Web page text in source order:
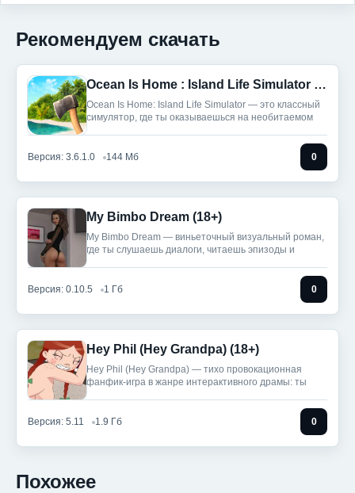
Рекомендуем скачать
Ocean Is Home : Island Life Simulator (Мод, Много денег)
Ocean Is Home: Island Life Simulator — это классный
симулятор, где ты оказываешься на необитаемом
Версия: 3.6.1.0 144 Мб 0
My Bimbo Dream (18+)
My Bimbo Dream — виньеточный визуальный роман,
где ты слушаешь диалоги, читаешь эпизоды и
Версия: 0.10.5 1 Гб 0
Hey Phil (Hey Grandpa) (18+)
Hey Phil (Hey Grandpa) — тихо провокационная
фанфик-игра в жанре интерактивного драмы: ты
Версия: 5.11 1.9 Гб 0
Похожее